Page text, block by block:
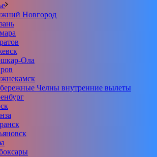
Новгород
Ола
Челны внутренние вылеты